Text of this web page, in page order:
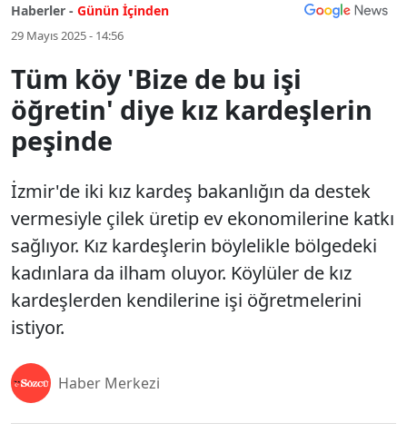
Haberler - Günün İçinden
29 Mayıs 2025 - 14:56
Tüm köy 'Bize de bu işi
öğretin' diye kız kardeşlerin
peşinde
İzmir'de iki kız kardeş bakanlığın da destek
vermesiyle çilek üretip ev ekonomilerine katkı
sağlıyor. Kız kardeşlerin böylelikle bölgedeki
kadınlara da ilham oluyor. Köylüler de kız
kardeşlerden kendilerine işi öğretmelerini
istiyor.
Haber Merkezi